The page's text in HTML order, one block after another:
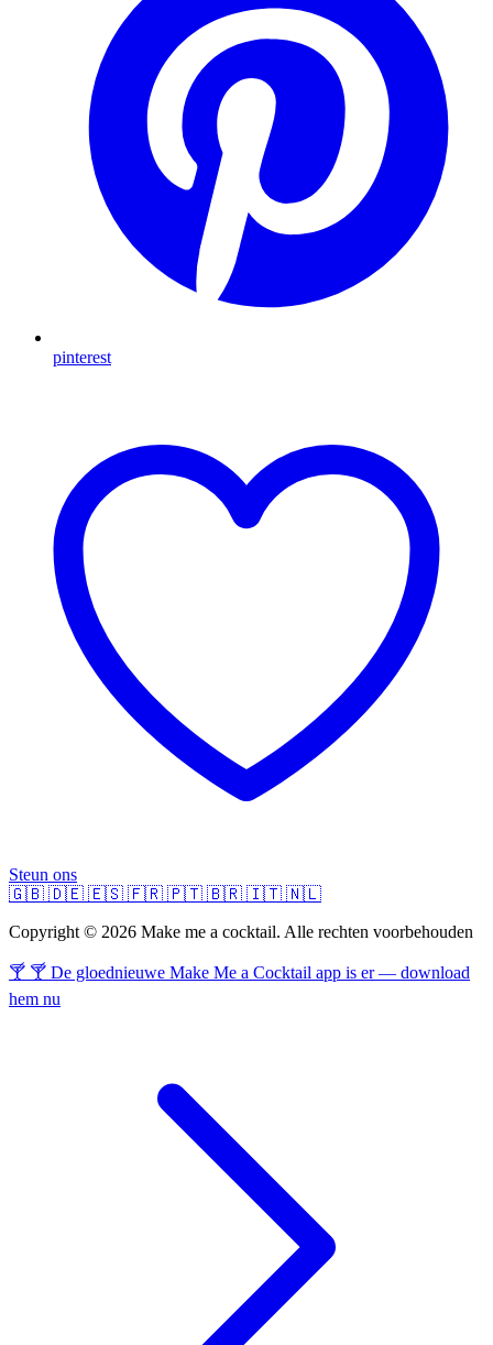
pinterest
Steun ons
🇬🇧 🇩🇪 🇪🇸 🇫🇷 🇵🇹 🇧🇷 🇮🇹 🇳🇱
Copyright © 2026 Make me a cocktail. Alle rechten voorbehouden
🍸 🍸 De gloednieuwe Make Me a Cocktail app is er — download
hem nu